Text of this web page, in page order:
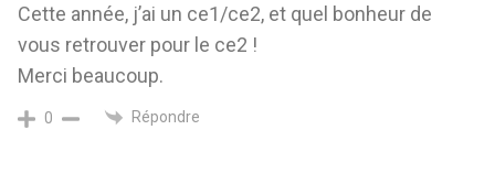
Cette année, j’ai un ce1/ce2, et quel bonheur de
vous retrouver pour le ce2 !
Merci beaucoup.
0 Répondre